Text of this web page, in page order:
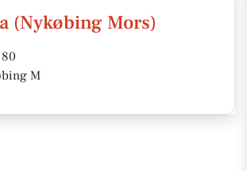
(Nykøbing Mors)
M